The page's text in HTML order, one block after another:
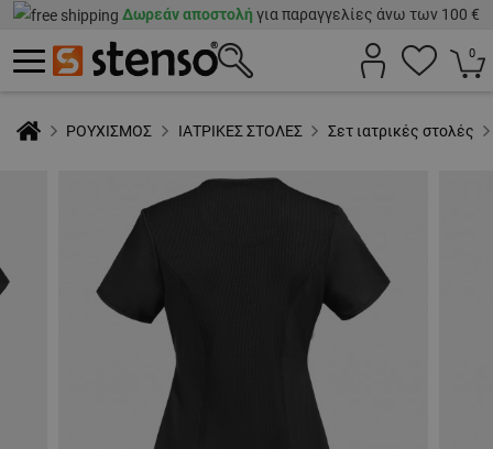
Δωρεάν αποστολή για παραγγελίες άνω των 100 €
0
ΡΟΥΧΙΣΜΟΣ ΙΑΤΡΙΚΕΣ ΣΤΟΛΕΣ Σετ ιατρικές στολές